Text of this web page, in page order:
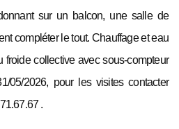
sur un balcon, une salle de
compléter le tout. Chauffage et eau
collective avec sous-compteur
05/2026, pour les visites contacter
.